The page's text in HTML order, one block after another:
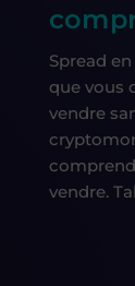
Spread
que vous
vendre
vendre.